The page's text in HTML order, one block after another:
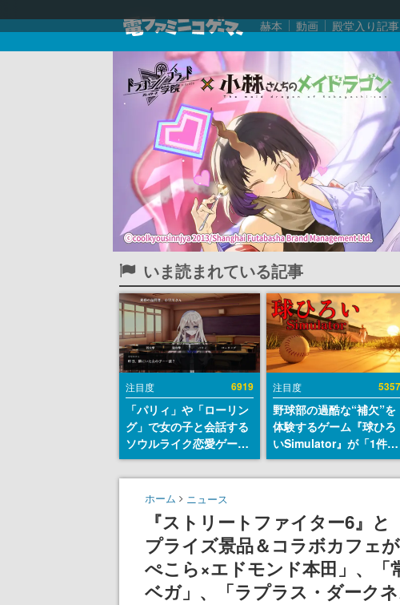
赫本 動画 殿堂入り記事
いま読まれている記事
注目度 6919
「パリィ」や「ローリン
グ」で女の子と会話する
ソウルライク恋愛ゲーム
『小早川さんはソウルラ
イク』無料公開。返事に
失敗すると「YOU
DIED」
注目度 5357
野球部の過酷な“補欠”を
体験するゲーム『球ひろ
いSimulator』が「1件」
のウィッシュリストをも
とにチェコ語に対応し
ダム・カム』開発元やチ
ェコのプロ野球選手から
称賛の声
ホーム ニュース
『ストリートファイター6』
プライズ景品＆コラボカフェ
ぺこら×エドモンド本田」、「
ベガ」、「ラプラス・ダーク